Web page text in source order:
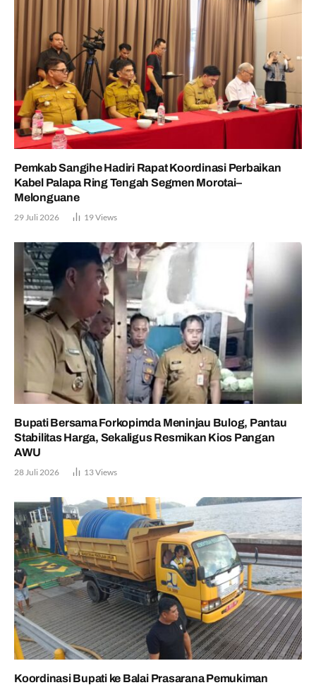
Pemkab Sangihe Hadiri Rapat Koordinasi Perbaikan
Kabel Palapa Ring Tengah Segmen Morotai–
Melonguane
29 Juli 2026 19Views
Bupati Bersama Forkopimda Meninjau Bulog, Pantau
Stabilitas Harga, Sekaligus Resmikan Kios Pangan
AWU
28 Juli 2026 13Views
Koordinasi Bupati ke Balai Prasarana Pemukiman